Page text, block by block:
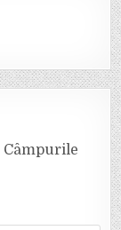
Câmpurile